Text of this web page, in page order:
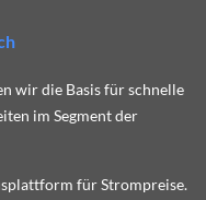
wir die Basis für schnelle
im Segment der
für Strompreise.